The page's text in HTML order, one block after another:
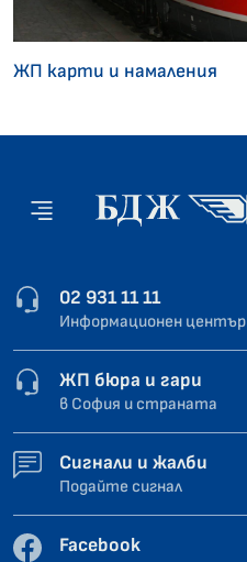
ЖП карти и намаления
02 931 11 11
Информационен
ЖП бюра и гари
в София и страната
Сигнали и жалби
Подайте сигнал
Facebook